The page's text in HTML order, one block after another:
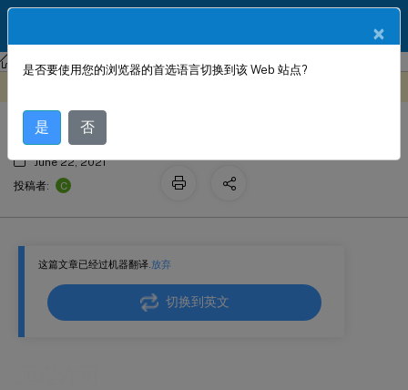
Citrix SD-WAN Citrix SD-WAN 11.4
这篇文章已经过机器翻译.放弃
切换到英文
远程许可
June 22, 2021
投稿者:
C
×
是否要使用您的浏览器的首选语言切换到该 Web 站点?
是 否